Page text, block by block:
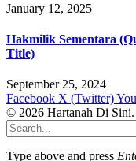
January 12, 2025
Hakmilik Sementara
Title)
September 25, 2024
Facebook X (Twitter)
© 2026 Hartanah Di Sini.
Type above and press